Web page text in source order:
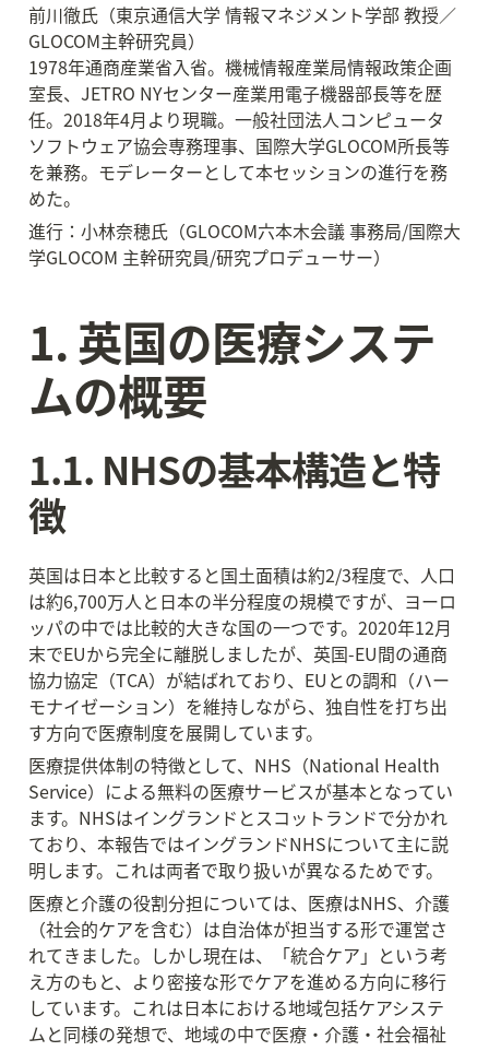
前川徹氏（東京通信大学 情報マネジメント学部 教授／
GLOCOM主幹研究員）
1978年通商産業省入省。機械情報産業局情報政策企画
室長、JETRO NYセンター産業用電子機器部長等を歴
任。2018年4月より現職。一般社団法人コンピュータ
ソフトウェア協会専務理事、国際大学GLOCOM所長等
を兼務。モデレーターとして本セッションの進行を務
めた。
進行：小林奈穂氏（GLOCOM六本木会議 事務局/国際大
学GLOCOM 主幹研究員/研究プロデューサー）
1. 英国の医療システ
ムの概要
1.1. NHSの基本構造と特
徴
英国は日本と比較すると国土面積は約2/3程度で、人口
は約6,700万人と日本の半分程度の規模ですが、ヨーロ
ッパの中では比較的大きな国の一つです。2020年12月
末でEUから完全に離脱しましたが、英国-EU間の通商
協力協定（TCA）が結ばれており、EUとの調和（ハー
モナイゼーション）を維持しながら、独自性を打ち出
す方向で医療制度を展開しています。
医療提供体制の特徴として、NHS（National Health
Service）による無料の医療サービスが基本となってい
ます。NHSはイングランドとスコットランドで分かれ
ており、本報告ではイングランドNHSについて主に説
明します。これは両者で取り扱いが異なるためです。
医療と介護の役割分担については、医療はNHS、介護
（社会的ケアを含む）は自治体が担当する形で運営さ
れてきました。しかし現在は、「統合ケア」という考
え方のもと、より密接な形でケアを進める方向に移行
しています。これは日本における地域包括ケアシステ
ムと同様の発想で、地域の中で医療・介護・社会福祉